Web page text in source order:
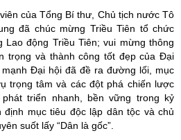
của Tổng Bí thư, Chủ tịch nước Tô
đã chúc mừng Triều Tiên tổ chức
động Triều Tiên; vui mừng thông
trọng và thành công tốt đẹp của Đại
Đại hội đã đề ra đường lối, mục
trọng tâm và các đột phá chiến lược
triển nhanh, bền vững trong kỷ
định mục tiêu độc lập dân tộc và chủ
suốt lấy “Dân là gốc”.